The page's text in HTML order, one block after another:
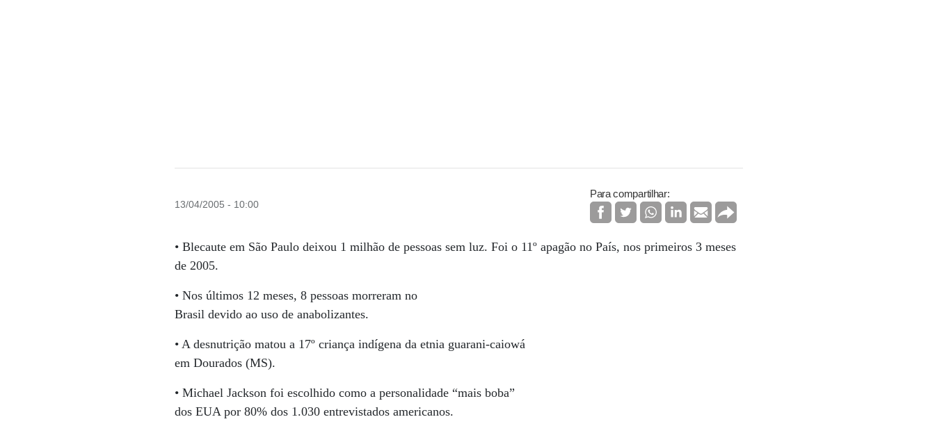
13/04/2005 - 10:00
Para compartilhar:
• Blecaute em São Paulo deixou 1 milhão de pessoas sem luz. Foi o 11º apagão no País, nos primeiros 3 meses
de 2005.
• Nos últimos 12 meses, 8 pessoas morreram no
Brasil devido ao uso de anabolizantes.
• A desnutrição matou a 17º criança indígena da etnia guarani-caiowá
em Dourados (MS).
• Michael Jackson foi escolhido como a personalidade “mais boba”
dos EUA por 80% dos 1.030 entrevistados americanos.